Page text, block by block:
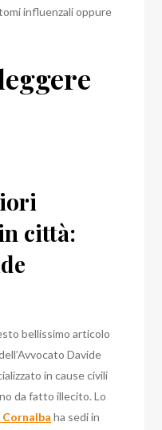
influenzali oppure
città:
bellissimo articolo
Davide
in cause civili
da fatto illecito. Lo
Cornalba ha sedi in